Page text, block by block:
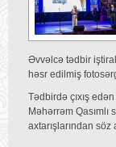
Əvvəlcə tədbir
həsr edilmiş
Tədbirdə çıxış
Məhərrəm Qasımlı
axtarışlarından söz